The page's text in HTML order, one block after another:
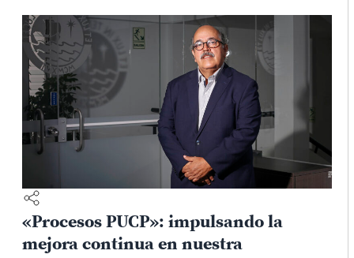
«Procesos PUCP»: impulsando la
mejora continua en nuestra